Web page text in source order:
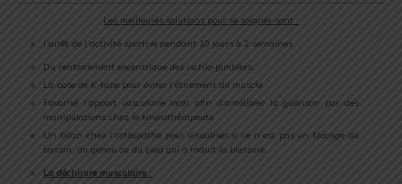
Les meilleures solutions pour se soigner sont :
l’arrêt de l’activité sportive pendant 10 jours à 2 semaines
Du renforcement excentrique des ischio-jambiers,
La pose de K-tape pour éviter l’étirement du muscle
Favorisé l’apport vasculaire local afin d’améliorer la guérison par des
manipulations chez le kinésithérapeute.
Un bilan chez l’ostéopathe pour visualiser si ce n’est pas un blocage du
bassin, du genou ou du pied qui a induit la blessure.
La déchirure musculaire :